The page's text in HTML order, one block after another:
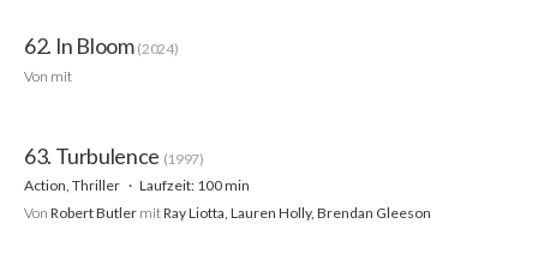
62. In Bloom (2024)
Von mit
63. Turbulence (1997)
Action, Thriller
Laufzeit: 100 min
Von Robert Butler mitRay Liotta, Lauren Holly, Brendan Gleeson